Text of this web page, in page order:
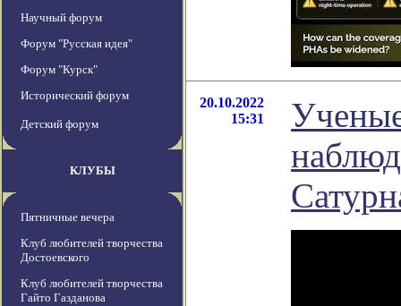
Научный форум
Форум "Русская идея"
Форум "Курск"
Исторический форум
Детский форум
КЛУБЫ
Пятничные вечера
Клуб любителей творчества
Достоевского
Клуб любителей творчества
Гайто Газданова
20.10.2022
15:31